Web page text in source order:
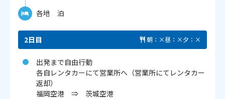
各地 泊
2日目 朝：×昼：×夕：×
出発まで自由行動
各自レンタカーにて営業所へ（営業所にてレンタカー
返却）
福岡空港 ⇒ 茨城空港